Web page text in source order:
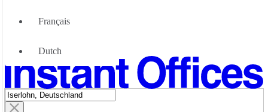
Über uns
Kontaktiere Uns
Français
Dutch